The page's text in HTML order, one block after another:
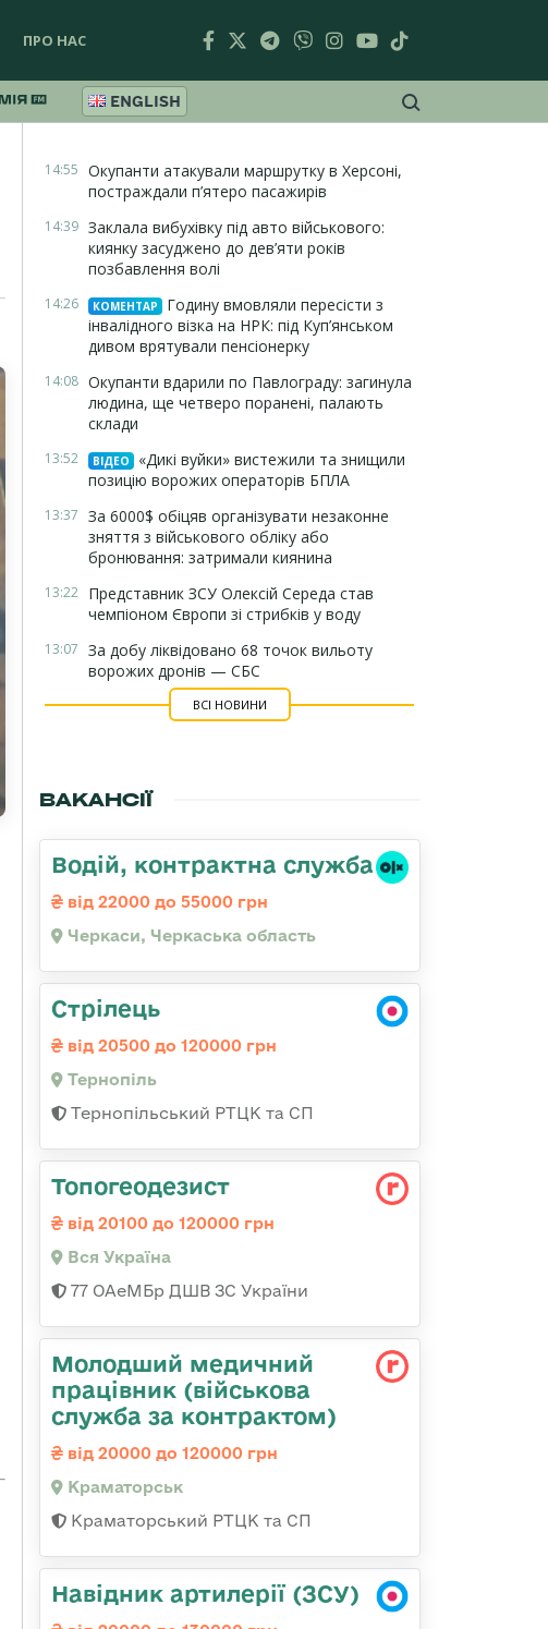
ПРО НАС
ENGLISH
14:55 Окупанти атакували маршрутку в Херсоні,
постраждали п’ятеро пасажирів
14:39 Заклала вибухівку під авто військового:
киянку засуджено до дев’яти років
позбавлення волі
14:26 КОМЕНТАР
Годину вмовляли пересісти з
інвалідного візка на НРК: під Куп’янськом
дивом врятували пенсіонерку
14:08 Окупанти вдарили по Павлограду: загинула
людина, ще четверо поранені, палають
склади
13:52 ВІДЕО
«Дикі вуйки» вистежили та знищили
позицію ворожих операторів БПЛА
13:37 За 6000$ обіцяв організувати незаконне
зняття з військового обліку або
бронювання: затримали киянина
13:22 Представник ЗСУ Олексій Середа став
чемпіоном Європи зі стрибків у воду
13:07 За добу ліквідовано 68 точок вильоту
ворожих дронів — СБС
ВСІ НОВИНИ
ВАКАНСІЇ
Водій, контрактна служба
від 22000 до 55000 грн
Черкаси, Черкаська область
Стрілець
від 20500 до 120000 грн
Тернопіль
Тернопільський РТЦК та СП
Топогеодезист
від 20100 до 120000 грн
Вся Україна
77 ОАеМБр ДШВ ЗС України
Молодший медичний
працівник (військова
служба за контрактом)
від 20000 до 120000 грн
Краматорськ
Краматорський РТЦК та СП
Навідник артилерії (ЗСУ)